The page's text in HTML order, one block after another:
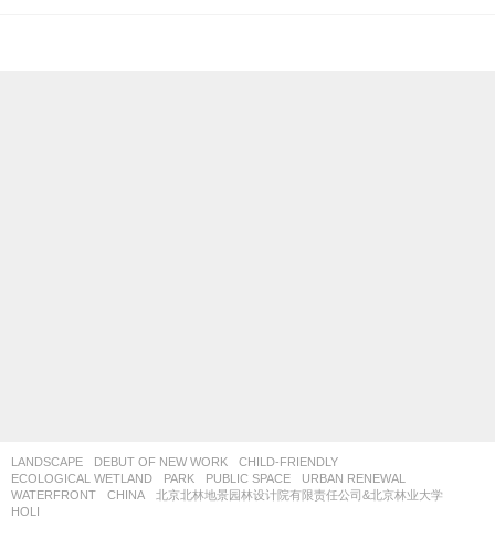
LANDSCAPE DEBUT OF NEW WORK CHILD-FRIENDLY
ECOLOGICAL WETLAND
,PARK ,PUBLIC SPACE ,URBAN RENEWAL
WATERFRONT
CHINA
北京北林地景园林设计院有限责任公司&北京林业大学
HOLI